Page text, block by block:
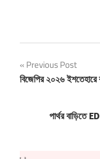
Post
navigation
Previous Post
বিজেপির ২০২৬
পার্থর বাড়িতে